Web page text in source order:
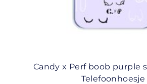
Candy x Perf boob purple
Telefoonhoesje